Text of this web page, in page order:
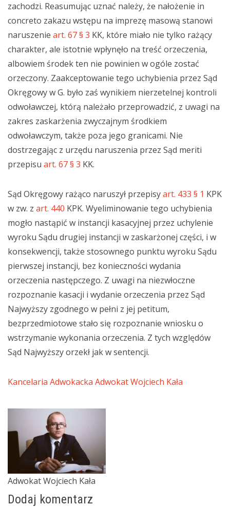
zachodzi. Reasumując uznać należy, że nałożenie in
concreto zakazu wstępu na imprezę masową stanowi
naruszenie art. 67 § 3 KK, które miało nie tylko rażący
charakter, ale istotnie wpłynęło na treść orzeczenia,
albowiem środek ten nie powinien w ogóle zostać
orzeczony. Zaakceptowanie tego uchybienia przez Sąd
Okręgowy w G. było zaś wynikiem nierzetelnej kontroli
odwoławczej, którą należało przeprowadzić, z uwagi na
zakres zaskarżenia zwyczajnym środkiem
odwoławczym, także poza jego granicami. Nie
dostrzegając z urzędu naruszenia przez Sąd meriti
przepisu art. 67 § 3 KK.
Sąd Okręgowy rażąco naruszył przepisyart. 433 § 1 KPK
w zw. z art. 440 KPK. Wyeliminowanie tego uchybienia
mogło nastąpić w instancji kasacyjnej przez uchylenie
wyroku Sądu drugiej instancji w zaskarżonej części, i w
konsekwencji, także stosownego punktu wyroku Sądu
pierwszej instancji, bez konieczności wydania
orzeczenia następczego. Z uwagi na niezwłoczne
rozpoznanie kasacji i wydanie orzeczenia przez Sąd
Najwyższy zgodnego w pełni z jej petitum,
bezprzedmiotowe stało się rozpoznanie wniosku o
wstrzymanie wykonania orzeczenia. Z tych względów
Sąd Najwyższy orzekł jak w sentencji.
Kancelaria Adwokacka Adwokat Wojciech Kała
Adwokat Wojciech Kała
Dodaj komentarz